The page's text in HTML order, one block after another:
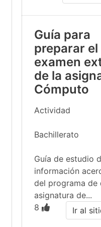
Guía para
preparar el
examen
de la
Cómputo
Actividad
Bachillerato
Guía de estudio
información
del programa de
asignatura de...
8
Ir al